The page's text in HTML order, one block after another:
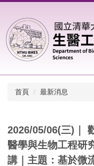
主
要
內
首頁 最新消息
2026/05/06(三)｜
醫學與生物工程研
講｜主題：基於微